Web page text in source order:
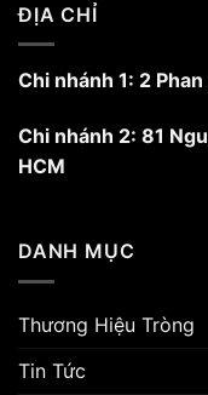
ĐỊA CHỈ
Chi nhánh 1: 2
Chi nhánh 2: 81
HCM
DANH MỤC
Thương Hiệu Tròng
Tin Tức